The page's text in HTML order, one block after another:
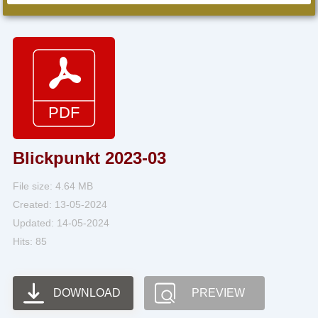
Blickpunkt 2023-03
File size: 4.64 MB
Created: 13-05-2024
Updated: 14-05-2024
Hits: 85
DOWNLOAD PREVIEW